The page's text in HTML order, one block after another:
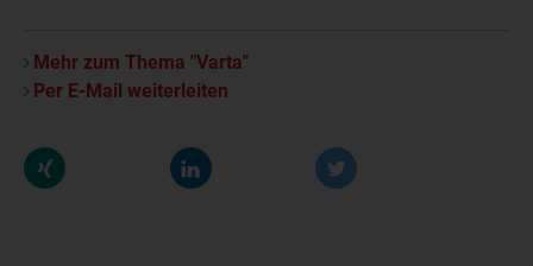
Mehr zum Thema "Varta"
Per E-Mail weiterleiten